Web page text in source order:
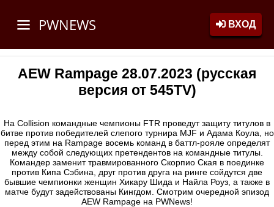
PWNEWS ВХОД
AEW Rampage 28.07.2023 (русская
версия от 545TV)
На Collision командные чемпионы FTR проведут защиту титулов в
битве против победителей слепого турнира MJF и Адама Коула, но
перед этим на Rampage восемь команд в баттл-рояле определят
между собой следующих претендентов на командные титулы.
Командер заменит травмированного Скорпио Ская в поединке
против Кипа Сэбина, друг против друга на ринге сойдутся две
бывшие чемпионки женщин Хикару Шида и Найла Роуз, а также в
матче будут задействованы Кингдом. Смотрим очередной эпизод
AEW Rampage на PWNews!